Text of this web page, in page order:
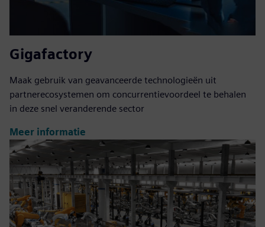
Gigafactory
Maak gebruik van geavanceerde technologieën uit
partnerecosystemen om concurrentievoordeel te behalen
in deze snel veranderende sector
Meer informatie